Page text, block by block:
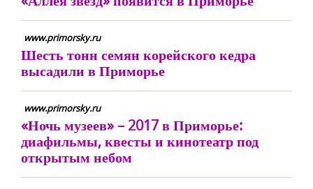
www.primorsky.ru
Шесть тонн семян корейского кедра
высадили в Приморье
www.primorsky.ru
«Ночь музеев» – 2017 в Приморье:
диафильмы, квесты и кинотеатр под
открытым небом